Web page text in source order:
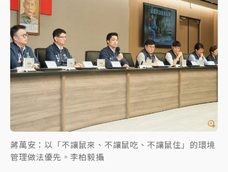
蔣萬安：以「不讓鼠來、不讓鼠吃、不讓鼠住」的環境
管理做法優先。李柏毅攝